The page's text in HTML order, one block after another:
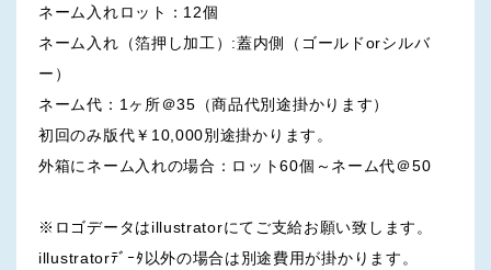
ネーム入れロット：12個
ネーム入れ（箔押し加工）:蓋内側（ゴールドorシルバ
ー）
ネーム代：1ヶ所＠35（商品代別途掛かります）
初回のみ版代￥10,000別途掛かります。
外箱にネーム入れの場合：ロット60個～ネーム代＠50
※ロゴデータはillustratorにてご支給お願い致します。
illustratorﾃﾞｰﾀ以外の場合は別途費用が掛かります。